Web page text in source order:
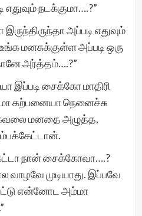
நடக்குமா….?”
அப்படி எதுவும்
மனசுக்குள்ள அப்படி ஒரு
அர்த்தம்….?”
இப்படி சைக்கோ மாதிரி
கற்பனையா நெனைச்சு
மனதை அழுத்த,
நான் சைக்கோவா….?
வாழவே முடியாது. இப்பவே
என்னோட அம்மா